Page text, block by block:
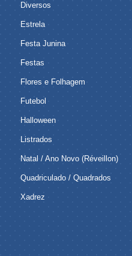
Diversos
Estrela
Festa Junina
Festas
Flores e Folhagem
Futebol
Halloween
Listrados
Natal / Ano Novo (Réveillon)
Quadriculado / Quadrados
Xadrez